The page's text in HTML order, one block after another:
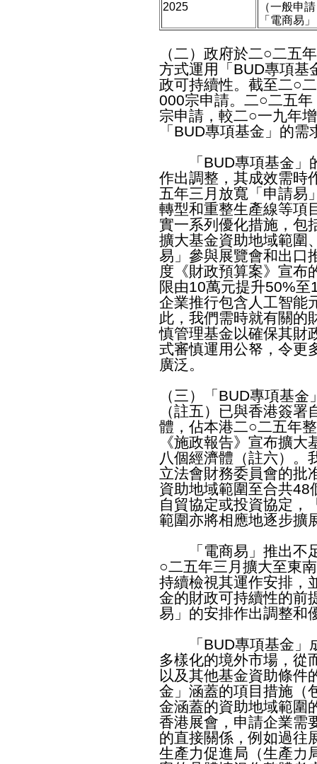
2025
（一般申
「電商易
（二）政府於二○二五
方式運用「BUD專項基
政可持續性。截至二○
000宗申請。二○二五
宗申請，較二○一九年
「BUD專項基金」的
「BUD專項基金」
作出調整，其成效需時
五年三月放寬「申請易
轉型和重整生產線等項
實一系列優化措施，包
擴大基金資助地域範圍
易」參與展覽會和出口
度《財政預算案》宣布
限由10萬元提升50%
企業推行包含人工智能
此，我們需時就有關的
慎管理基金以確保其財
式審慎運用公帑，令更
廣泛。
（三）「BUD專項基
（註五）已與香港簽
體，佔本港二○二五年
《施政報告》宣布擴
八個經濟體（註六）。
立法會財務委員會的批
資助地域範圍至合共48
自貿協定或投資協定，
範圍亦將相應地逐步擴
「電商易」推出不足
○二五年三月擴大至東
持續檢視其運作安排，
金的財政可持續性的前
易」的安排作出調整和
「BUD專項基金」
多樣化的境外市場，從
以及其他基金資助條件
金」涵蓋的項目措施（
金涵蓋的資助地域範圍
香港展會，申請企業需
的直接關係，例如過往
生產力促進局（生產力